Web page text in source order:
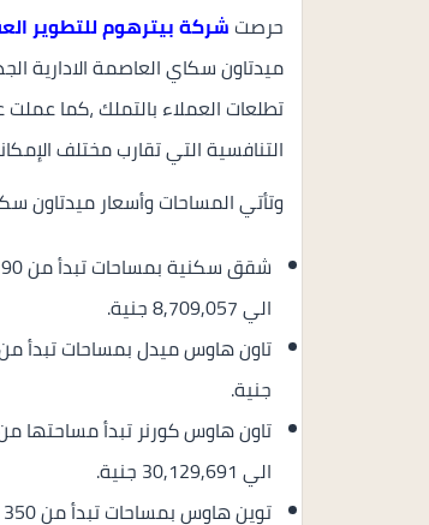
حرصتشركة بيترهوم للتطوير
تطلعات العملاء بالتملك ،كما عملت
التنافسية التي تقارب مختلف
وتأتي المساحات وأسعار ميدتاون
الي 8,709,057 جنية.
جنية.
الي 30,129,691 جنية.